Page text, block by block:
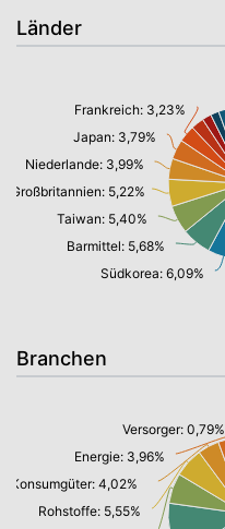
Länder
Südkorea: 6,09%
Barmittel: 5,68%
Taiwan: 5,40%
Großbritannien: 5,22%
Niederlande: 3,99%
Japan: 3,79%
Frankreich: 3,23%
Branchen
Rohstoffe: 5,55%
Konsumgüter: 4,02%
Energie: 3,96%
Versorger: 0,79%